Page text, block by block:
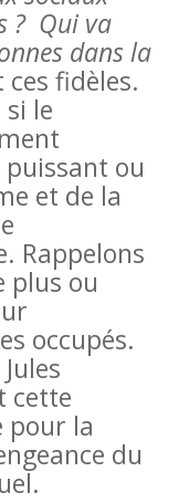
? Qui va
dans la
fidèles.
le
ou
et de la
Rappelons
plus ou
occupés.
cette
pour la
du